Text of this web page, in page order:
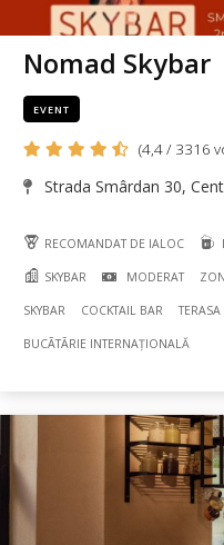
Nomad Skybar
EVENT
(4,4 / 3316
Strada Smârdan 30,
RECOMANDAT DE IALOC
SKYBAR MODERAT
SKYBAR COCKTAIL BAR TERASA
BUCÃTÃRIE INTERNAȚIONALĂ